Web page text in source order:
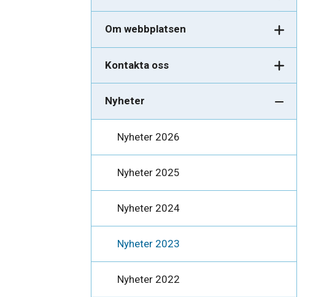
Om webbplatsen
Kontakta oss
Nyheter
Nyheter 2026
Nyheter 2025
Nyheter 2024
Nyheter 2023
Nyheter 2022